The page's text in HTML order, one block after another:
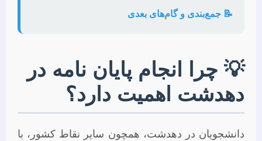
📝 جمع‌بندی و گام‌های بعدی
💡 چرا انجام پایان نامه در
دهدشت اهمیت دارد؟
دانشجویان در دهدشت، همچون سایر نقاط کشور، با